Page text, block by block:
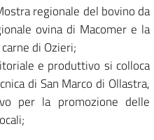
regionale del bovino da
ovina di Macomer e la
di Ozieri;
e produttivo si colloca
di San Marco di Ollastra,
per la promozione delle